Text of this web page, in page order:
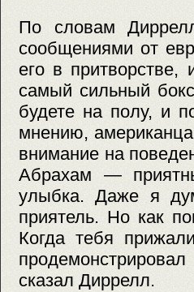
По словам
сообщениями от
его в притворстве,
самый сильный
будете на полу, и
мнению,
внимание на
Абрахам —
улыбка. Даже я
приятель. Но как
Когда тебя
сказал Диррелл.